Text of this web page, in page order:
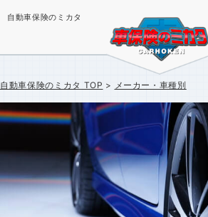
自動車保険のミカタ
自動車保険のミカタ TOP メーカー・車種別